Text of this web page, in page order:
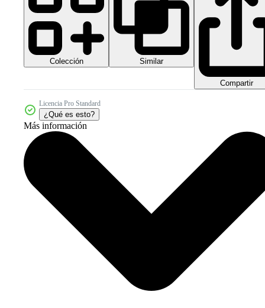
Colección Similar
Compartir
Licencia Pro Standard
¿Qué es esto?
Más información